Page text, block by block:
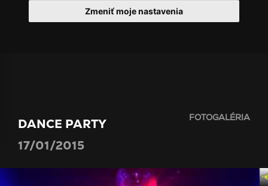
Zmeniť moje nastavenia
DANCE PARTY
17/01/2015
FOTOGALÉRIA